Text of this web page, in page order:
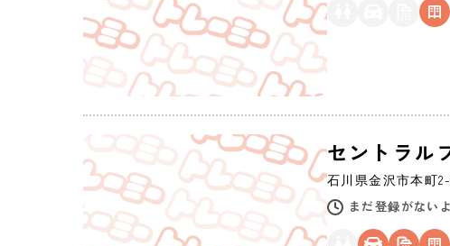
セントラル
石川県金沢市本町
まだ登録がないよ